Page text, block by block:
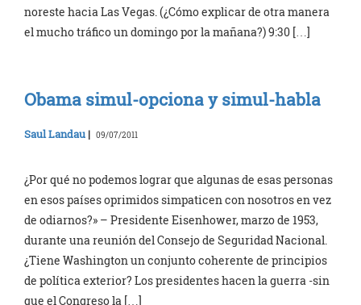
noreste hacia Las Vegas. (¿Cómo explicar de otra manera
el mucho tráfico un domingo por la mañana?) 9:30 […]
Obama simul-opciona y simul-habla
Saul Landau | 09/07/2011
¿Por qué no podemos lograr que algunas de esas personas
en esos países oprimidos simpaticen con nosotros en vez
de odiarnos?» – Presidente Eisenhower, marzo de 1953,
durante una reunión del Consejo de Seguridad Nacional.
¿Tiene Washington un conjunto coherente de principios
de política exterior? Los presidentes hacen la guerra -sin
que el Congreso la […]